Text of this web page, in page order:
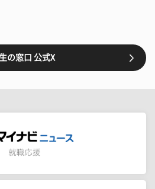
の窓口 公式X